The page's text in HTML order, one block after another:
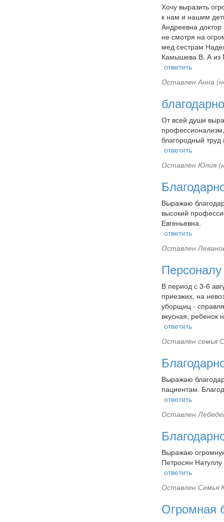
Хочу выразить
к нам и нашим
Андреевна
не смотря на
мед сестрам
Камышева В. А из
ответить
ОставленАнна
От всей души
благородный
ответить
Оставлен Юлия
Выражаю
высокий
Евгеньевна.
ответить
Оставлен
В период с 3-6
приезжих, на
уборщиц -
вкусная, ребенок
ответить
Оставлен семья
Выражаю
пациентам.
ответить
Оставлен
Выражаю
Петросян
ответить
Оставлен Семья
Огромная